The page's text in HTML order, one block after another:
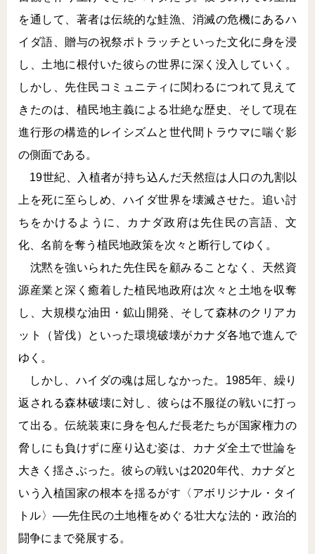
を通して、著者は伝統的な鮭漁、消滅の危機にあるハ
イダ語、贈与の祝祭ポトラッチといった文化に身を浸
し、土地に根付いた彼らの世界に深く没入していく。
しかし、先住民コミュニティに関わるにつれて見えて
きたのは、植民地主義による壮絶な歴史、そして現在
進行形の構造的レイシズムと世代間トラウマに喘ぐ影
の側面である。
19世紀、入植者が持ち込んだ天然痘は人口の九割以
上を死に至らしめ、ハイダ世界を壊滅させた。追い討
ちをかけるように、カナダ政府は先住民の言語、文
化、名前を奪う植民地政策を次々と断行してゆく。
沈黙を強いられた先住民を顧みることなく、天然資
源産業と深く癒着した植民地政府は次々と土地を収奪
し、大規模な油田・鉱山開発、そして森林のクリアカ
ット（皆伐）といった環境破壊がカナダ各地で進んで
ゆく。
しかし、ハイダの魂は屈しなかった。1985年、繰り
返される森林破壊に対し、彼らは不服従の戦いに打っ
て出る。伝統装束に身を包んだ長老たちが国家権力の
脅しにも負けずに座り込む姿は、カナダ全土で世論を
大きく揺さぶった。彼らの戦いは2020年代、カナダと
いう入植国家の根本を揺るがす〈アボリジナル・タイ
トル〉──先住民の土地権をめぐる壮大な法的・政治的
闘争にまで発展する。